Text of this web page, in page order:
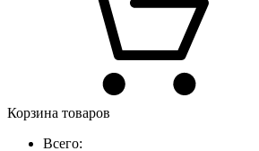
Корзина товаров
Всего: